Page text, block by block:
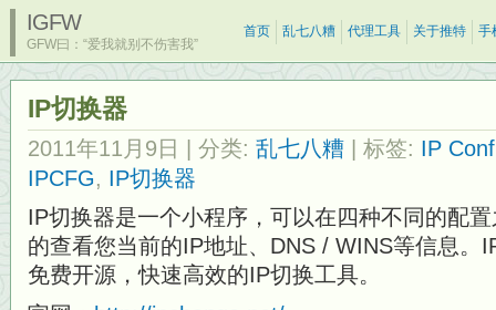
IGFW
GFW曰：“爱我就别不伤害我”
首页 乱七八糟 代理工具 关于推特 手
IP切换器
2011年11月9日 | 分类: 乱七八糟 | 标签: IP
IPCFG, IP切换器
IP切换器是一个小程序，可以在四种不同的配
的查看您当前的IP地址、DNS / WINS等信息。
免费开源，快速高效的IP切换工具。